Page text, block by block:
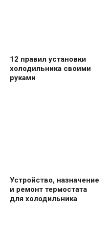
12 правил установки
холодильника своими
руками
Устройство, назначение
и ремонт термостата
для холодильника